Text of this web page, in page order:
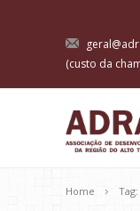
(custo da
Home Tag: